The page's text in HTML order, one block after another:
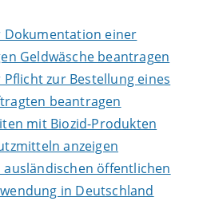
Dokumentation einer
Geldwäsche beantragen
zur Bestellung eines
beantragen
mit Biozid-Produkten
anzeigen
ausländischen öffentlichen
in Deutschland